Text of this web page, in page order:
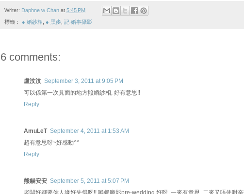
Writer: Daphne w Chan at 5:45 PM
標籤： ● 婚紗相 ● 黑麥 記‧婚事攝影
6 comments:
盧汶汶 September 3, 2011 at 9:05 PM
可以係第一次見面的地方照婚紗相, 好有意思!!
Reply
AmuLeT September 4, 2011 at 1:53 AM
超有意思呀~好感動^^
Reply
熊貓安安 September 5, 2011 at 5:07 PM
老闆好都要你人緣好先得呀!! 喺餐廳影pre-wedding 好呀, 一來有意思, 二來又唔使咁